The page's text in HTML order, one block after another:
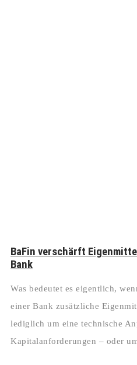
BaFin verschärft
Bank
Was bedeutet es eigentlich,
einer Bank zusätzliche
lediglich um eine technische
Kapitalanforderungen – oder